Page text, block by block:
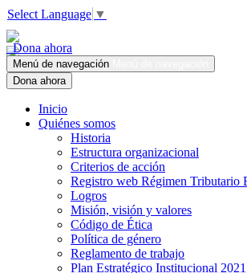
Select Language ▼
Dona ahora
Menú de navegación
Dona ahora
Inicio
Quiénes somos
Historia
Estructura organizacional
Criterios de acción
Registro web Régimen Tributario
Logros
Misión, visión y valores
Código de Ética
Política de género
Reglamento de trabajo
Plan Estratégico Institucional